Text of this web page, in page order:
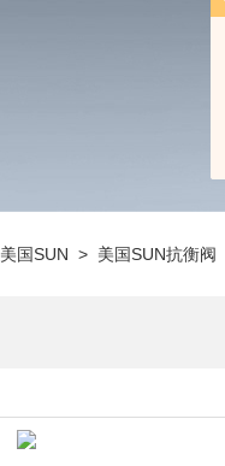
美国SUN > 美国SUN抗衡阀